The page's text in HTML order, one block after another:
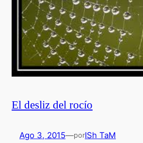
El desliz del rocío
Ago 3, 2015—porISh TaM